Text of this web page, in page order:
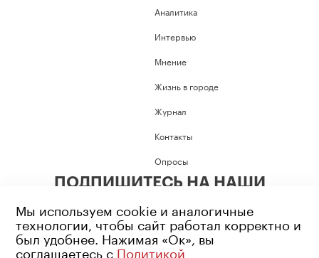
Аналитика
Интервью
Мнение
Жизнь в городе
Журнал
Контакты
Опросы
ПОДПИШИТЕСЬ НА НАШИ
Мы используем cookie и аналогичные
технологии, чтобы сайт работал корректно и
был удобнее. Нажимая «Ок», вы
соглашаетесь с Политикой